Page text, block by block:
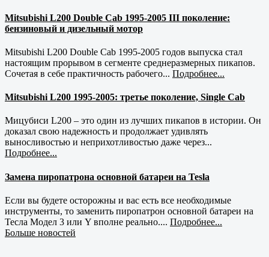
Mitsubishi L200 Double Cab 1995-2005 III поколение:
бензиновый и дизельный мотор
Mitsubishi L200 Double Cab 1995-2005 годов выпуска стал
настоящим прорывом в сегменте среднеразмерных пикапов.
Сочетая в себе практичность рабочего... Подробнее...
Mitsubishi L200 1995-2005: третье поколение, Single Cab
Мицубиси L200 – это один из лучших пикапов в истории. Он
доказал свою надежность и продолжает удивлять
выносливостью и неприхотливостью даже через...
Подробнее...
Замена пиропатрона основной батареи на Tesla
Если вы будете осторожны и вас есть все необходимые
инструменты, то заменить пиропатрон основной батареи на
Тесла Модел 3 или Y вполне реально.... Подробнее...
Больше новостей